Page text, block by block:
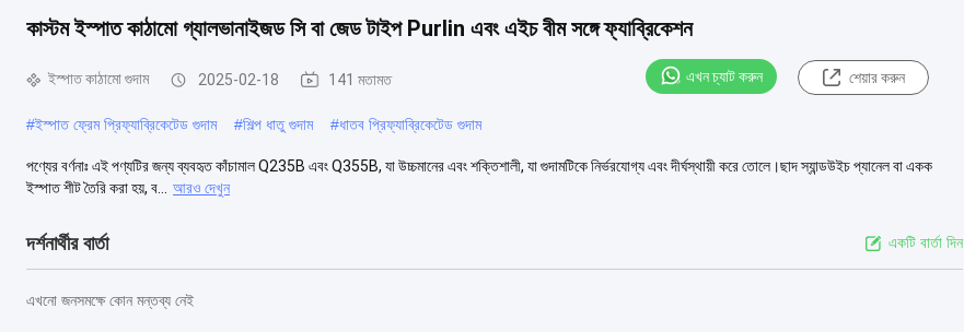
কাস্টম ইস্পাত কাঠামো গ্যালভানাইজড সি বা জেড টাইপ Purlin এবং এইচ বীম সঙ্গে ফ্যাব্রিকেশন
ইস্পাত কাঠামো গুদাম 2025-02-18 141 মতামত এখন চ্যাট করুন শেয়ার করুন
#ইস্পাত ফ্রেম প্রিফ্যাব্রিকেটেড গুদাম #শিল্প ধাতু গুদাম #ধাতব প্রিফ্যাব্রিকেটেড গুদাম
পণ্যের বর্ণনাঃ এই পণ্যটির জন্য ব্যবহৃত কাঁচামাল Q235B এবং Q355B, যা উচ্চমানের এবং শক্তিশালী, যা গুদামটিকে নির্ভরযোগ্য এবং দীর্ঘস্থায়ী করে তোলে।ছাদ স্যান্ডউইচ প্যানেল বা একক
ইস্পাত শীট তৈরি করা হয়, ব...
আরও দেখুন
দর্শনার্থীর বার্তা একটি বার্তা দিন
এখনো জনসমক্ষে কোন মন্তব্য নেই